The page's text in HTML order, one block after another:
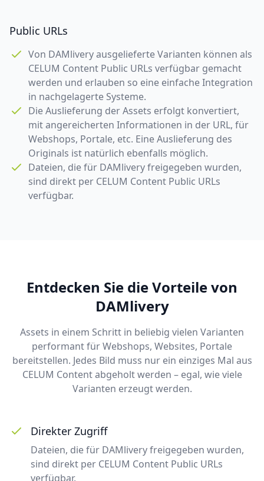
Public URLs
Von DAMlivery ausgelieferte Varianten können als
CELUM Content Public URLs verfügbar gemacht
werden und erlauben so eine einfache Integration
in nachgelagerte Systeme.
Die Auslieferung der Assets erfolgt konvertiert,
mit angereicherten Informationen in der URL, für
Webshops, Portale, etc. Eine Auslieferung des
Originals ist natürlich ebenfalls möglich.
Dateien, die für DAMlivery freigegeben wurden,
sind direkt per CELUM Content Public URLs
verfügbar.
Entdecken Sie die Vorteile von
DAMlivery
Assets in einem Schritt in beliebig vielen Varianten
performant für Webshops, Websites, Portale
bereitstellen. Jedes Bild muss nur ein einziges Mal aus
CELUM Content abgeholt werden – egal, wie viele
Varianten erzeugt werden.
Direkter Zugriff
Dateien, die für DAMlivery freigegeben wurden,
sind direkt per CELUM Content Public URLs
verfügbar.